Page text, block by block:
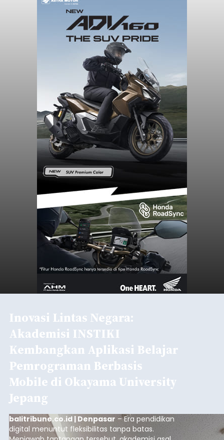
Inovasi Lintas Negara:
Akademisi INSTIKI
Kembangkan Aplikasi Belajar
Pemrograman Berbasis
Mobile di Okayama University
Jepang
balitribune.co.id | Denpasar – Era pendidikan
digital menuntut fleksibilitas tanpa batas.